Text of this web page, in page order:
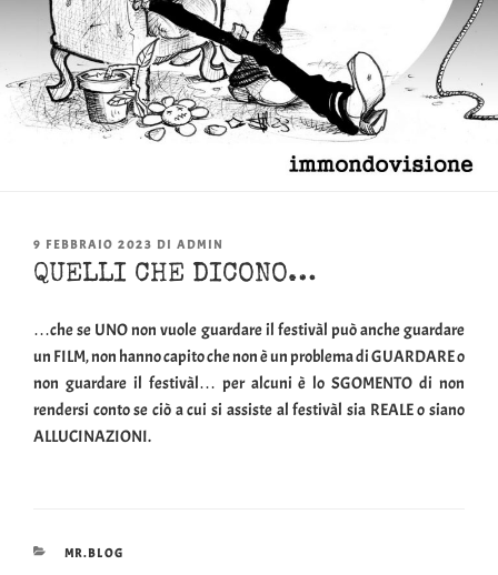
PUBBLICATO
IL
9 FEBBRAIO 2023 DI ADMIN
QUELLI CHE DICONO…
…che se UNO non vuole guardare il festivàl può anche guardare
un FILM, non hanno capito che non è un problema di GUARDARE o
non guardare il festivàl… per alcuni è lo SGOMENTO di non
rendersi conto se ciò a cui si assiste al festivàl sia REALE o siano
ALLUCINAZIONI.
CATEGORIE
MR.BLOG